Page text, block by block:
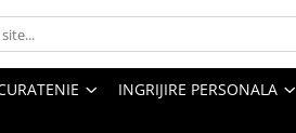
INGRIJIRE PERSONALA